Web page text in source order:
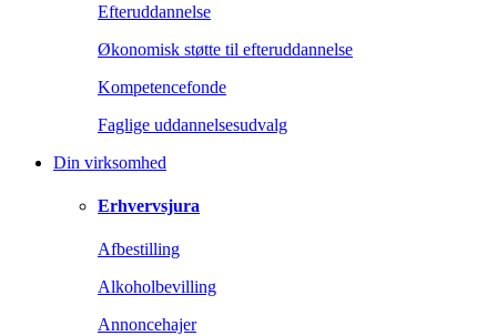
Efteruddannelse
Økonomisk støtte til efteruddannelse
Kompetencefonde
Faglige uddannelsesudvalg
Din virksomhed
Erhvervsjura
Afbestilling
Alkoholbevilling
Annoncehajer